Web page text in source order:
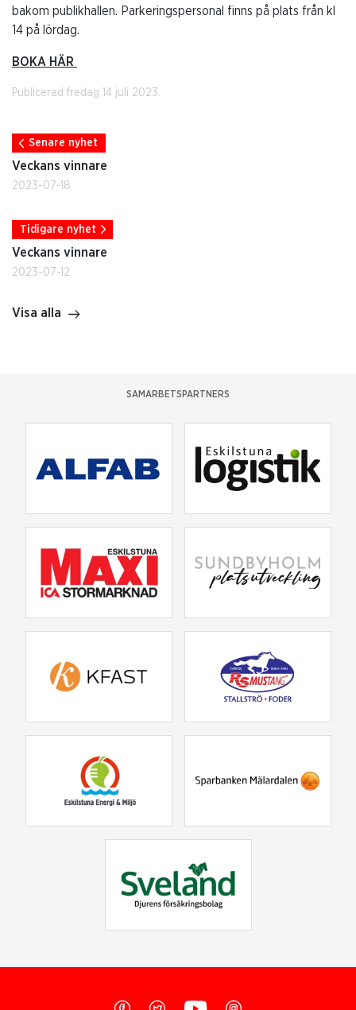
bakom publikhallen. Parkeringspersonal finns på plats från kl
14 på lördag.
BOKA HÄR
Publicerad fredag 14 juli 2023.
Senare nyhet
Veckans vinnare
2023-07-18
Tidigare nyhet
Veckans vinnare
2023-07-12
Visa alla
SAMARBETSPARTNERS